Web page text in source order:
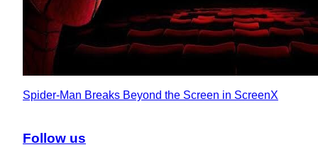
Spider-Man Breaks Beyond the Screen in ScreenX
Follow us